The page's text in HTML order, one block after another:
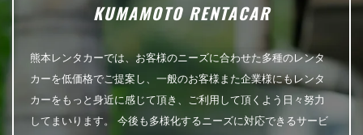
KUMAMOTO RENTACAR
熊本レンタカーでは、お客様のニーズに合わせた多種のレンタ
カーを低価格でご提案し、一般のお客様また企業様にもレンタ
カーをもっと身近に感じて頂き、ご利用して頂くよう日々努力
してまいります。 今後も多様化するニーズに対応できるサービ